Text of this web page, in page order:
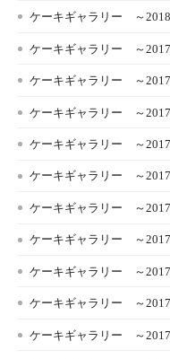
ケーキギャラリー ～2018
ケーキギャラリー ～2017
ケーキギャラリー ～2017
ケーキギャラリー ～2017
ケーキギャラリー ～2017
ケーキギャラリー ～2017
ケーキギャラリー ～2017
ケーキギャラリー ～2017
ケーキギャラリー ～2017
ケーキギャラリー ～2017
ケーキギャラリー ～2017